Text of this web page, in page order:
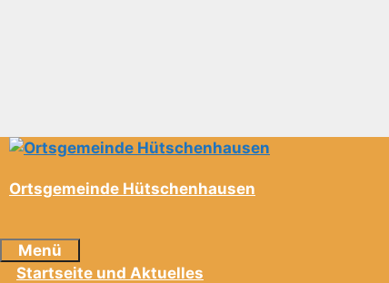
Ortsgemeinde Hütschenhausen
Menü
Startseite und Aktuelles